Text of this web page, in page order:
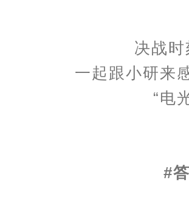
决战
一起跟小研来
“电
#